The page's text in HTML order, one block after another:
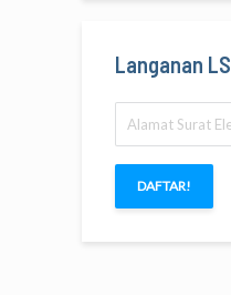
Langanan LS
Surat
Elektronik
DAFTAR!